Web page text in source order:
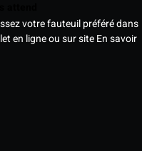
votre fauteuil préféré dans
en ligne ou sur siteEn savoir